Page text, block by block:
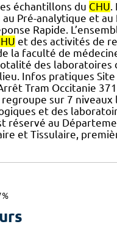
échantillons du CHU.
Pré-analytique et au
Rapide.
et des activités de
la faculté de
des laboratoires
Infos pratiques
Tram Occitanie 371
sur 7 niveaux
et des
réservé au
et Tissulaire,